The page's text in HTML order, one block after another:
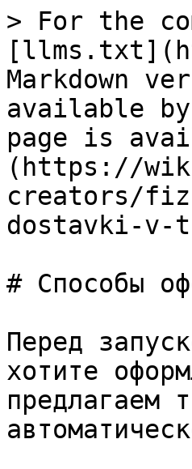
> For the
Markdown
available
page is
(https://
creators/
dostavki-v-
# Способы
Перед
хотите
предлагаем